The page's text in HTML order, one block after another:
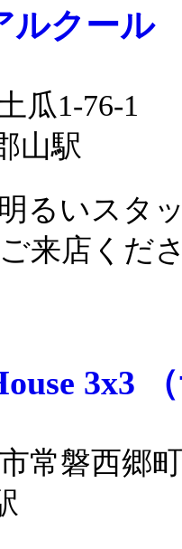
ルクール
瓜1-76-1
山駅
るいスタ
来店くだ
3x3
常磐西郷